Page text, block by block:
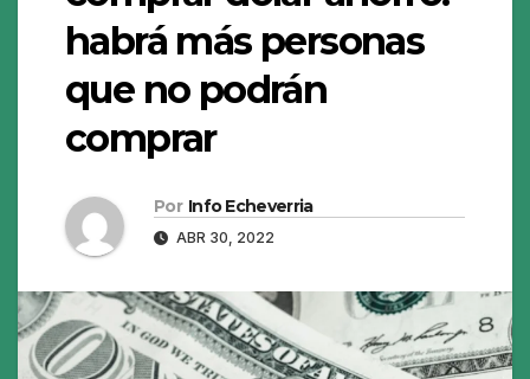
habrá más personas
que no podrán
comprar
Por Info Echeverria
ABR 30, 2022